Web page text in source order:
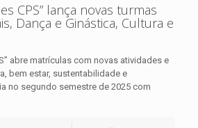
CPS” lança novas turmas
Dança e Ginástica, Cultura e
abre matrículas com novas atividades e
bem estar, sustentabilidade e
no segundo semestre de 2025 com